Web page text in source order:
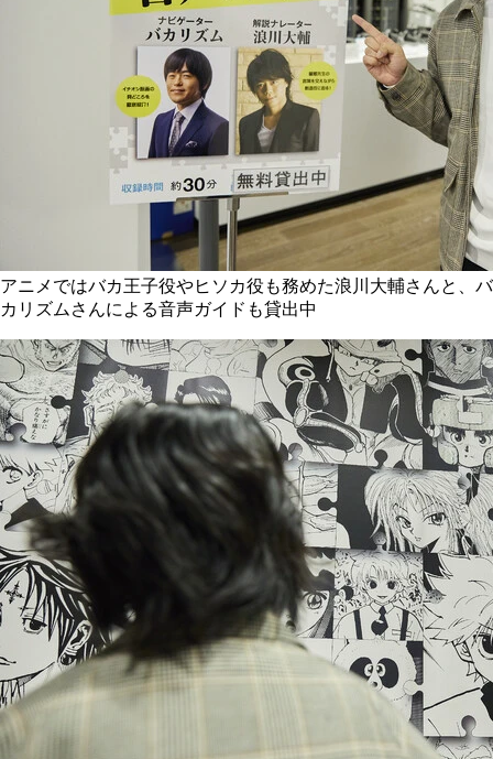
アニメではバカ王子役やヒソカ役も務めた浪川大輔さんと、バ
カリズムさんによる音声ガイドも貸出中